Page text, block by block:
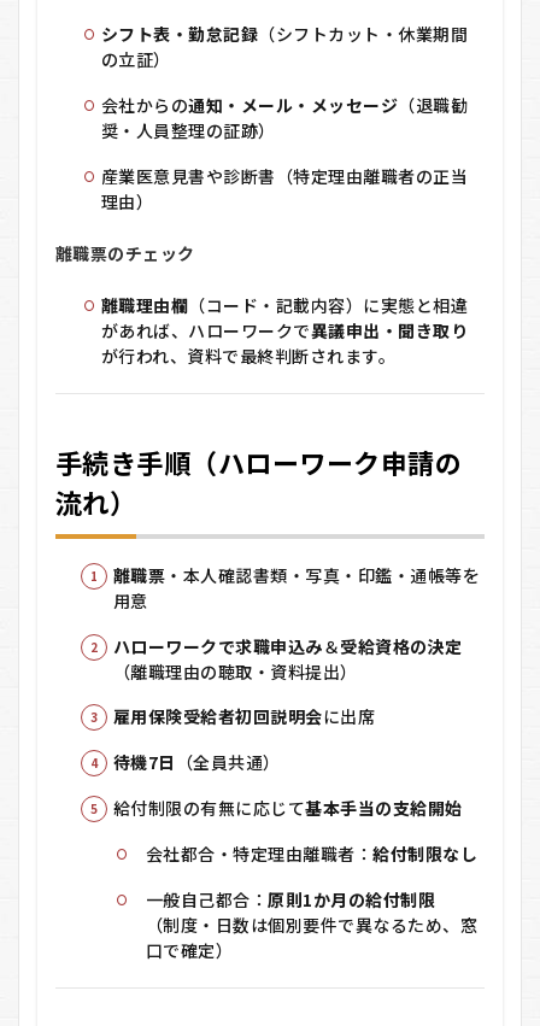
シフト表・勤怠記録 （シフトカット・休業期間
の立証）
会社からの通知・メール・メッセージ （退職勧
奨・人員整理の証跡）
産業医意見書や診断書（特定理由離職者の正当
理由）
離職票のチェック
離職理由欄 （コード・記載内容）に実態と相違
があれば、ハローワークで異議申出・聞き取り
が行われ、資料で最終判断されます。
手続き手順（ハローワーク申請の
流れ）
離職票 ・本人確認書類・写真・印鑑・通帳等を
用意
ハローワークで求職申込み＆受給資格の決定
（離職理由の聴取・資料提出）
雇用保険受給者初回説明会に出席
待機7日 （全員共通）
給付制限の有無に応じて基本手当の支給開始
会社都合・特定理由離職者：給付制限なし
一般自己都合：原則1か月の給付制限
（制度・日数は個別要件で異なるため、窓
口で確定）